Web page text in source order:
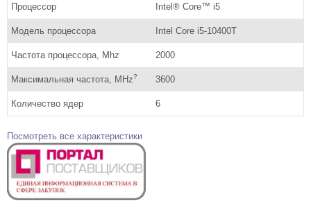
Процессор Intel® Core™ i5
Модель процессора Intel Core i5-10400T
Частота процессора, Mhz 2000
Максимальная частота, MHz? 3600
Количество ядер 6
Посмотреть все характеристики